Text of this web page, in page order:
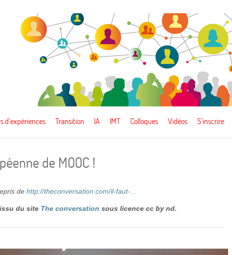
d’expériences Transition IA IMT Colloques Vidéos S’inscrire
de MOOC !
dehttp://theconversation.com/il-faut-...
issu du site The conversation sous licence cc by nd.